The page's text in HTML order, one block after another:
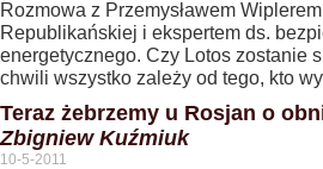
Rozmowa z Przemysławem
Republikańskiej i ekspertem ds.
energetycznego. Czy Lotos zostanie
chwili wszystko zależy od tego, kto
Teraz żebrzemy u Rosjan o
Zbigniew Kuźmiuk
10-5-2011